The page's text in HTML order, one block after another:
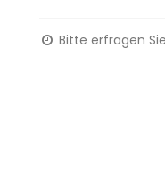
Bitte erfragen